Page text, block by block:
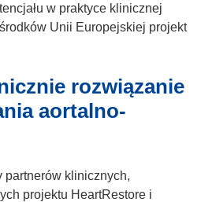
w praktyce klinicznej
Unii Europejskiej projekt
rozwiązanie
aortalno-
partnerów klinicznych,
projektu HeartRestore i